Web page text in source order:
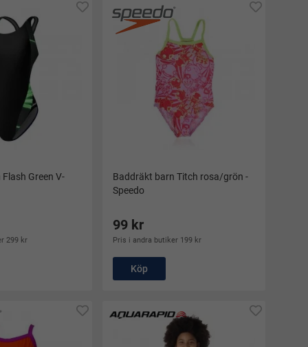
Green V-
299 kr
Baddräkt barn Titch rosa/grön -
Speedo
99 kr
Pris i andra butiker 199 kr
Köp